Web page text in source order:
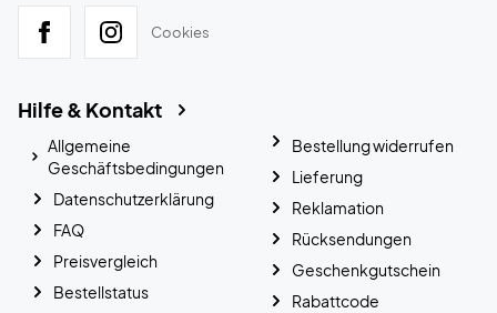
Cookies
Hilfe & Kontakt
Allgemeine
Geschäftsbedingungen
Datenschutzerklärung
FAQ
Preisvergleich
Bestellstatus
Bestellung widerrufen
Lieferung
Reklamation
Rücksendungen
Geschenkgutschein
Rabattcode